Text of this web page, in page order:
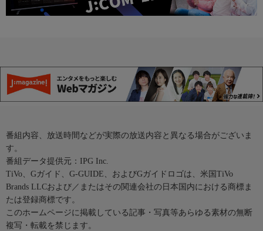
番組内容、放送時間などが実際の放送内容と異なる場合がございま
す。
番組データ提供元：IPG Inc.
TiVo、Gガイド、G-GUIDE、およびGガイドロゴは、米国TiVo
Brands LLCおよび／またはその関連会社の日本国内における商標ま
たは登録商標です。
このホームページに掲載している記事・写真等あらゆる素材の無断
複写・転載を禁じます。